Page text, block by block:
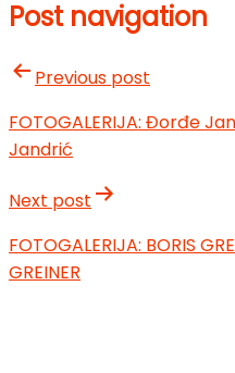
Post navigation
Previous post
FOTOGALERIJA: Đorđe
Jandrić
Next post
FOTOGALERIJA: BORIS
GREINER